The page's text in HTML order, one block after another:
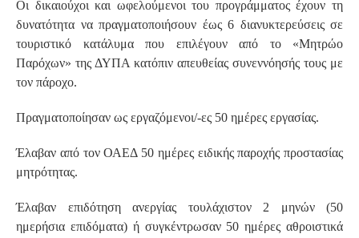
Οι δικαιούχοι και ωφελούμενοι του προγράμματος έχουν τη
δυνατότητα να πραγματοποιήσουν έως 6 διανυκτερεύσεις σε
τουριστικό κατάλυμα που επιλέγουν από το «Μητρώο
Παρόχων» της ΔΥΠΑ κατόπιν απευθείας συνεννόησής τους με
τον πάροχο.
Πραγματοποίησαν ως εργαζόμενοι/-ες 50 ημέρες εργασίας.
Έλαβαν από τον ΟΑΕΔ 50 ημέρες ειδικής παροχής προστασίας
μητρότητας.
Έλαβαν επιδότηση ανεργίας τουλάχιστον 2 μηνών (50
ημερήσια επιδόματα) ή συγκέντρωσαν 50 ημέρες αθροιστικά